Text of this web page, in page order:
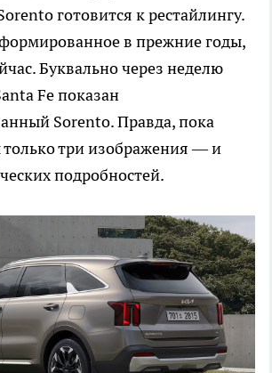
готовится к рестайлингу.
в прежние годы,
Буквально через неделю
Fe показан
Sorento. Правда, пока
три изображения — и
подробностей.